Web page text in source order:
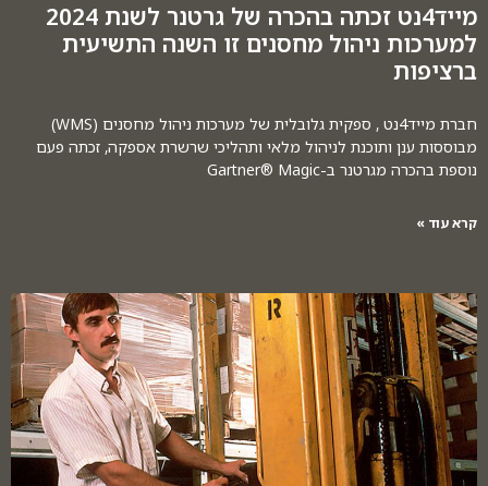
מייד4נט זכתה בהכרה של גרטנר לשנת 2024
למערכות ניהול מחסנים זו השנה התשיעית
ברציפות
חברת מייד4נט , ספקית גלובלית של מערכות ניהול מחסנים (WMS)
מבוססות ענן ותוכנת לניהול מלאי ותהליכי שרשרת אספקה, זכתה פעם
נוספת בהכרה מגרטנר ב-Gartner® Magic
קרא עוד »